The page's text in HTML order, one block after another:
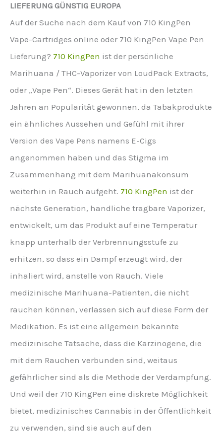
LIEFERUNG GÜNSTIG EUROPA
Auf der Suche nach dem Kauf von 710 KingPen
Vape-Cartridges online oder 710 KingPen Vape Pen
Lieferung? 710 KingPen ist der persönliche
Marihuana / THC-Vaporizer von LoudPack Extracts,
oder „Vape Pen“. Dieses Gerät hat in den letzten
Jahren an Popularität gewonnen, da Tabakprodukte
ein ähnliches Aussehen und Gefühl mit ihrer
Version des Vape Pens namens E-Cigs
angenommen haben und das Stigma im
Zusammenhang mit dem Marihuanakonsum
weiterhin in Rauch aufgeht. 710 KingPen ist der
nächste Generation, handliche tragbare Vaporizer,
entwickelt, um das Produkt auf eine Temperatur
knapp unterhalb der Verbrennungsstufe zu
erhitzen, so dass ein Dampf erzeugt wird, der
inhaliert wird, anstelle von Rauch. Viele
medizinische Marihuana-Patienten, die nicht
rauchen können, verlassen sich auf diese Form der
Medikation. Es ist eine allgemein bekannte
medizinische Tatsache, dass die Karzinogene, die
mit dem Rauchen verbunden sind, weitaus
gefährlicher sind als die Methode der Verdampfung.
Und weil der 710 KingPen eine diskrete Möglichkeit
bietet, medizinisches Cannabis in der Öffentlichkeit
zu verwenden, sind sie auch auf den